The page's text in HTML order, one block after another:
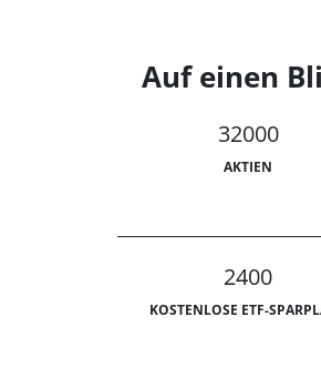
Auf einen
32000
AKTIEN
2400
KOSTENLOSE ETF-